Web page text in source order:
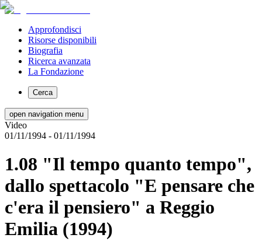
Approfondisci
Risorse disponibili
Biografia
Ricerca avanzata
La Fondazione
Cerca
open navigation menu
Video
01/11/1994 - 01/11/1994
1.08 "Il tempo quanto tempo",
dallo spettacolo "E pensare che
c'era il pensiero" a Reggio
Emilia (1994)